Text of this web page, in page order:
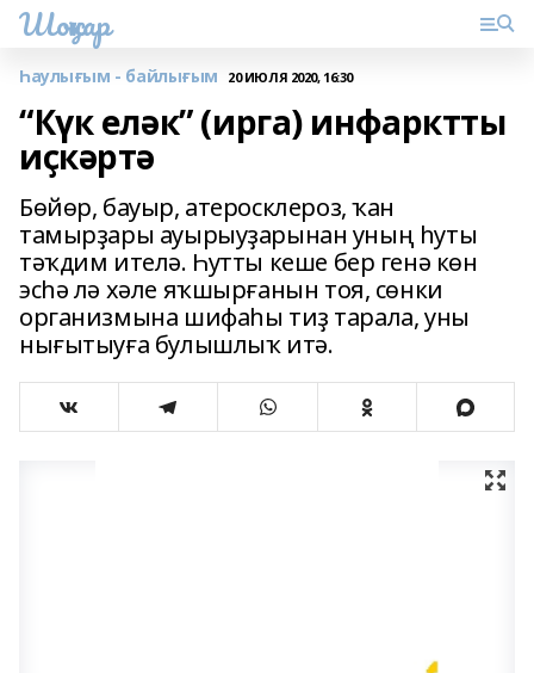
Шоңҡар
Һаулығым - байлығым 20 ИЮЛЯ 2020, 16:30
“Күк еләк” (ирга) инфарктты
иҫкәртә
Бөйөр, бауыр, атеросклероз, ҡан
тамырҙары ауырыуҙарынан уның һуты
тәҡдим ителә. Һутты кеше бер генә көн
эсһә лә хәле яҡшырғанын тоя, сөнки
организмына шифаһы тиҙ тарала, уны
нығытыуға булышлыҡ итә.